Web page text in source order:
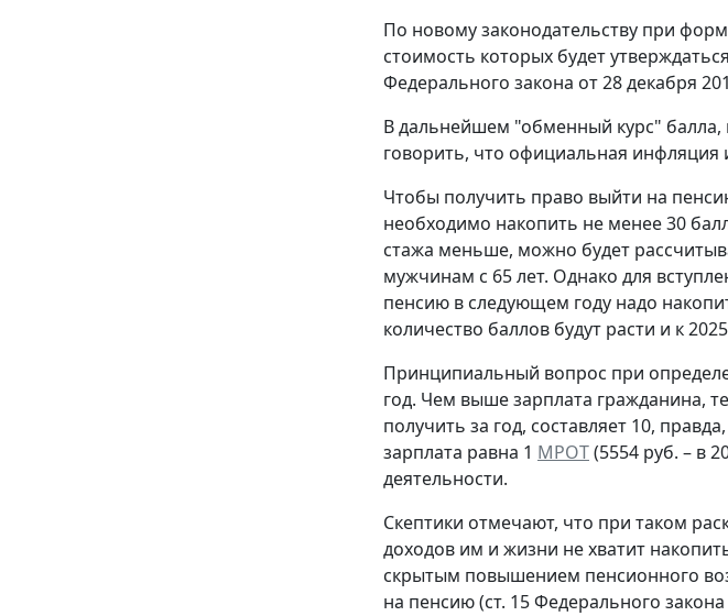
По новому законодательству при
стоимость которых будет
Федерального закона от 28 декабря
В дальнейшем "обменный курс" балла,
говорить, что официальная
Чтобы получить право выйти на
необходимо накопить не менее 30
стажа меньше, можно будет
мужчинам с 65 лет. Однако для
пенсию в следующем году надо
количество баллов будут расти и к
Принципиальный вопрос при
год. Чем выше зарплата гражданина,
получить за год, составляет 10,
зарплата равна 1 МРОТ(5554 руб. – в
деятельности.
Скептики отмечают, что при таком
доходов им и жизни не хватит
скрытым повышением пенсионного
на пенсию (ст. 15 Федерального